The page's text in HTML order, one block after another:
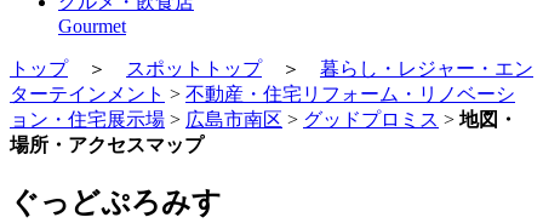
Gourmet
トップ＞ スポットトップ＞ 暮らし・レジャー・エン
ターテインメント > 不動産・住宅リフォーム・リノベーシ
ョン・住宅展示場 > 広島市南区 > グッドプロミス > 地図・
場所・アクセスマップ
ぐっどぷろみす